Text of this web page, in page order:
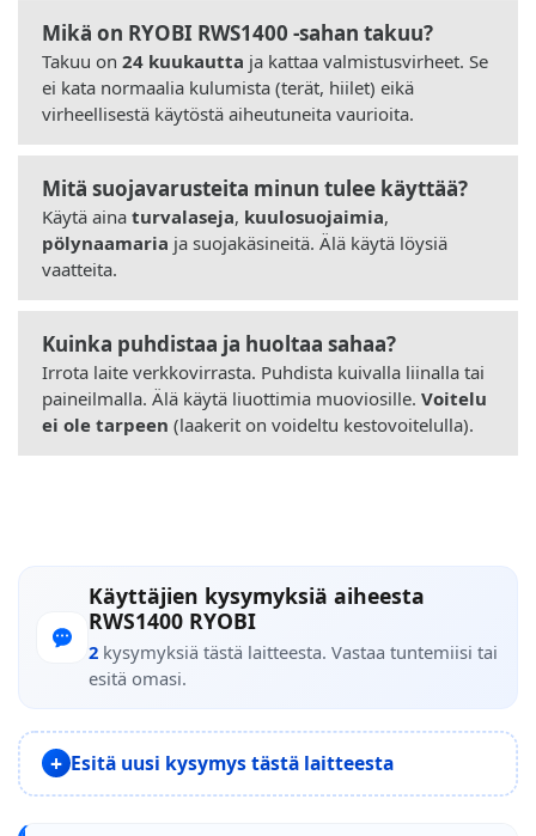
Mikä on RYOBI RWS1400 -sahan takuu?
Takuu on 24 kuukautta ja kattaa valmistusvirheet. Se
ei kata normaalia kulumista (terät, hiilet) eikä
virheellisestä käytöstä aiheutuneita vaurioita.
Mitä suojavarusteita minun tulee käyttää?
Käytä aina turvalaseja, kuulosuojaimia,
pölynaamaria ja suojakäsineitä. Älä käytä löysiä
vaatteita.
Kuinka puhdistaa ja huoltaa sahaa?
Irrota laite verkkovirrasta. Puhdista kuivalla liinalla tai
paineilmalla. Älä käytä liuottimia muoviosille. Voitelu
ei ole tarpeen (laakerit on voideltu kestovoitelulla).
Käyttäjien kysymyksiä aiheesta
RWS1400 RYOBI
2 kysymyksiä tästä laitteesta. Vastaa tuntemiisi tai
esitä omasi.
Esitä uusi kysymys tästä laitteesta